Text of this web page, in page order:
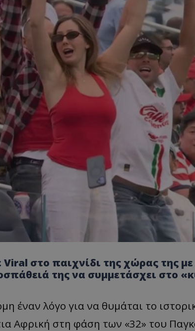
στο παιχνίδι της χώρας της
της να συμμετάσχει στο
έναν λόγο για να θυμάται το
Αφρική στη φάση των «32» του